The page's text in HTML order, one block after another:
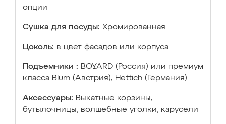
опции
Сушка для посуды: Хромированная
Цоколь: в цвет фасадов или корпуса
Подъемники : BOYARD (Россия) или премиум
класса Blum (Австрия), Hettich (Германия)
Аксессуары: Выкатные корзины,
бутылочницы, волшебные уголки, карусели